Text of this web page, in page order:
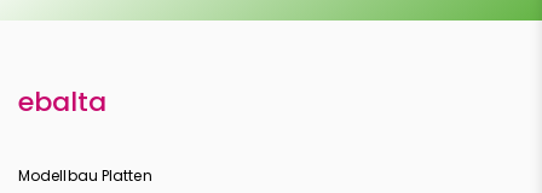
ebalta
Modellbau Platten